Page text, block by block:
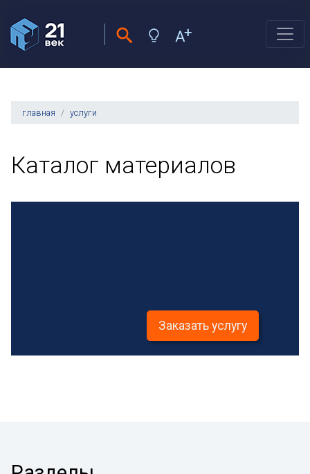
главная услуги
Каталог материалов
Заказать услугу